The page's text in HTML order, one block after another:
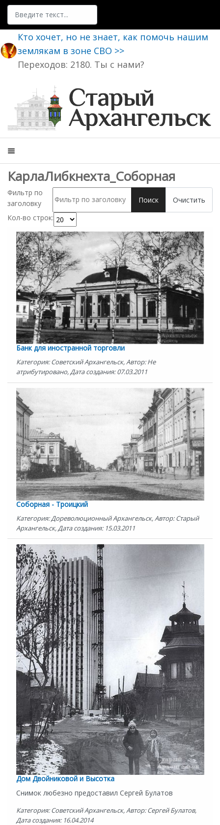
Поиск
Кто хочет, но не знает, как помочь нашим
землякам в зоне СВО >>
Переходов: 2180. Ты с нами?
КарлаЛибкнехта_Соборная
Фильтр по
заголовку
Поиск
Очистить
Кол-во строк:
Банк для иностранной торговли
Категория: Советский Архангельск, Автор: Не
атрибутировано, Дата создания: 07.03.2011
Соборная - Троицкий
Категория: Дореволюционный Архангельск, Автор: Старый
Архангельск, Дата создания: 15.03.2011
Дом Двойниковой и Высотка
Снимок любезно предоставил Сергей Булатов
Категория: Советский Архангельск, Автор: Сергей Булатов,
Дата создания: 16.04.2014